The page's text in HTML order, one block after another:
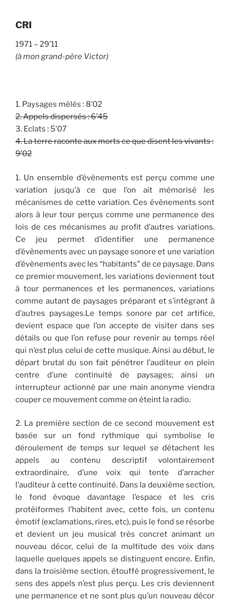
CRI
1971 – 29’11
(à mon grand-père Victor)
1. Paysages mêlés : 8’02
2. Appels dispersés: 6’45
3. Eclats : 5’07
4. La terre raconte aux morts ce que disent les vivants:
9’02
1. Un ensemble d’évènements est perçu comme une
variation jusqu’à ce que l’on ait mémorisé les
mécanismes de cette variation. Ces évènements sont
alors à leur tour perçus comme une permanence des
lois de ces mécanismes au profit d’autres variations.
Ce jeu permet d’identifier une permanence
d’évènements avec un paysage sonore et une variation
d’évènements avec les “habitants” de ce paysage. Dans
ce premier mouvement, les variations deviennent tout
à tour permanences et les permanences, variations
comme autant de paysages préparant et s’intégrant à
d’autres paysages.Le temps sonore par cet artifice,
devient espace que l’on accepte de visiter dans ses
détails ou que l’on refuse pour revenir au temps réel
qui n’est plus celui de cette musique. Ainsi au début, le
départ brutal du son fait pénétrer l’auditeur en plein
centre d’une continuité de paysages; ainsi un
interrupteur actionné par une main anonyme viendra
couper ce mouvement comme on éteint la radio.
2. La première section de ce second mouvement est
basée sur un fond rythmique qui symbolise le
déroulement de temps sur lequel se détachent les
appels au contenu descriptif volontairement
extraordinaire, d’une voix qui tente d’arracher
l’auditeur à cette continuité. Dans la deuxième section,
le fond évoque davantage l’espace et les cris
protéiformes l’habitent avec, cette fois, un contenu
émotif (exclamations, rires, etc), puis le fond se résorbe
et devient un jeu musical très concret animant un
nouveau décor, celui de la multitude des voix dans
laquelle quelques appels se distinguent encore. Enfin,
dans la troisième section, étouffé progressivement, le
sens des appels n’est plus perçu. Les cris deviennent
une permanence et ne sont plus qu’un nouveau décor